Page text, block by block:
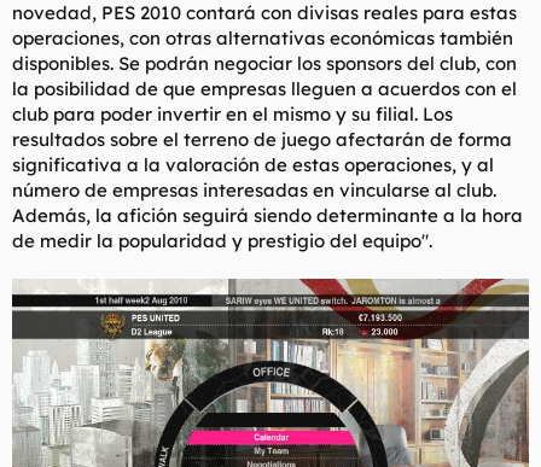
novedad, PES 2010 contará con divisas reales para estas
operaciones, con otras alternativas económicas también
disponibles. Se podrán negociar los sponsors del club, con
la posibilidad de que empresas lleguen a acuerdos con el
club para poder invertir en el mismo y su filial. Los
resultados sobre el terreno de juego afectarán de forma
significativa a la valoración de estas operaciones, y al
número de empresas interesadas en vincularse al club.
Además, la afición seguirá siendo determinante a la hora
de medir la popularidad y prestigio del equipo".